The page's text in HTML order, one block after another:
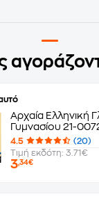
Αρχαία Ελληνική
Γυμνασίου 21-
4.5
(20)
Τιμή εκδότη: 3.71€
3,34€